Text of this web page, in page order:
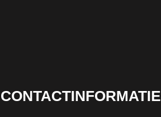
CONTACTINFORMATIE